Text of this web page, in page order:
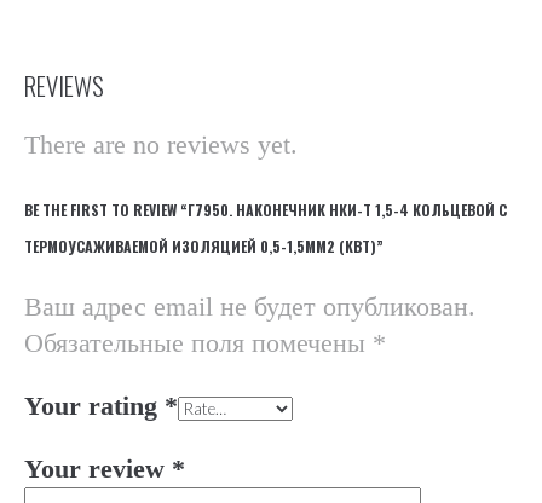
REVIEWS
There are no reviews yet.
BE THE FIRST TO REVIEW “Г7950. НАКОНЕЧНИК НКИ-Т 1,5-4 КОЛЬЦЕВОЙ С
ТЕРМОУСАЖИВАЕМОЙ ИЗОЛЯЦИЕЙ 0,5-1,5ММ2 (КВТ)”
Ваш адрес email не будет опубликован.
Обязательные поля помечены *
Your rating *
Your review *